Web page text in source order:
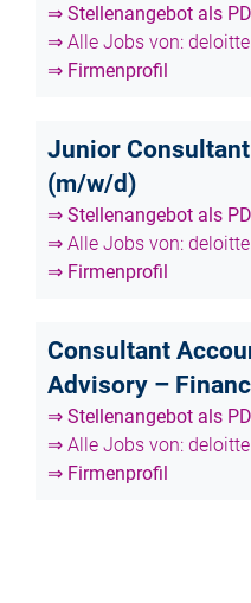
⇒ Stellenangebot als
⇒ Alle Jobs von: deloitte
⇒ Firmenprofil
Junior
(m/w/d)
⇒ Stellenangebot als
⇒ Alle Jobs von: deloitte
⇒ Firmenprofil
Consultant
Advisory –
⇒ Stellenangebot als
⇒ Alle Jobs von: deloitte
⇒ Firmenprofil